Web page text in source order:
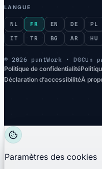
LANGUE
NL FR EN DE PL
IT
TR BG AR HU
©2026 puntWork ·DGCUn
Politique de confidentialité
Déclaration d’accessibilitéÀ
Paramètres des cookies